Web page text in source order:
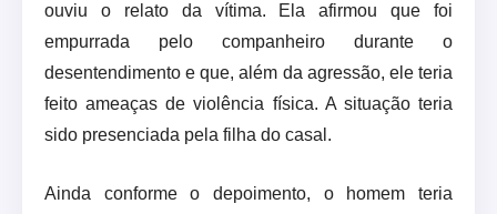
ouviu o relato da vítima. Ela afirmou que foi
empurrada pelo companheiro durante o
desentendimento e que, além da agressão, ele teria
feito ameaças de violência física. A situação teria
sido presenciada pela filha do casal.
Ainda conforme o depoimento, o homem teria